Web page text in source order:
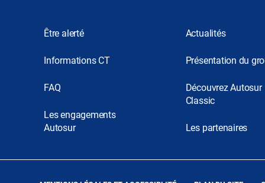
Être alerté
Informations CT
FAQ
Les engagements
Autosur
Actualités
Présentation du
Découvrez Autosur
Classic
Les partenaires